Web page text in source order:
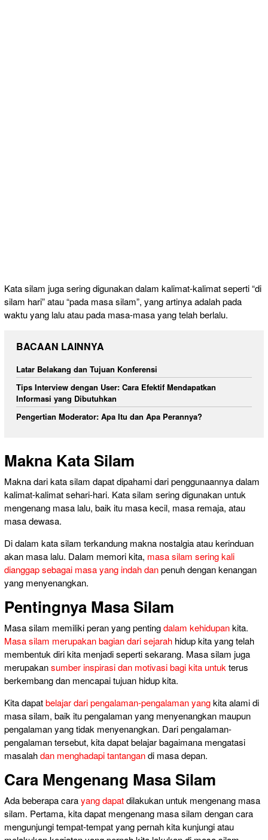
Kata silam juga sering digunakan dalam kalimat-kalimat seperti “di
silam hari” atau “pada masa silam”, yang artinya adalah pada
waktu yang lalu atau pada masa-masa yang telah berlalu.
BACAAN LAINNYA
Latar Belakang dan Tujuan Konferensi
Tips Interview dengan User: Cara Efektif Mendapatkan
Informasi yang Dibutuhkan
Pengertian Moderator: Apa Itu dan Apa Perannya?
Makna Kata Silam
Makna dari kata silam dapat dipahami dari penggunaannya dalam
kalimat-kalimat sehari-hari. Kata silam sering digunakan untuk
mengenang masa lalu, baik itu masa kecil, masa remaja, atau
masa dewasa.
Di dalam kata silam terkandung makna nostalgia atau kerinduan
akan masa lalu. Dalam memori kita, masa silam sering kali
dianggap sebagai masa yang indah danpenuh dengan kenangan
yang menyenangkan.
Pentingnya Masa Silam
Masa silam memiliki peran yang pentingdalam kehidupankita.
Masa silam merupakan bagian dari sejarah hidup kita yang telah
membentuk diri kita menjadi seperti sekarang. Masa silam juga
merupakansumber inspirasi dan motivasi bagi kita untuk terus
berkembang dan mencapai tujuan hidup kita.
Kita dapatbelajar dari pengalaman-pengalaman yangkita alami di
masa silam, baik itu pengalaman yang menyenangkan maupun
pengalaman yang tidak menyenangkan. Dari pengalaman-
pengalaman tersebut, kita dapat belajar bagaimana mengatasi
masalahdan menghadapi tantangandi masa depan.
Cara Mengenang Masa Silam
Ada beberapa carayang dapatdilakukan untuk mengenang masa
silam. Pertama, kita dapat mengenang masa silam dengan cara
mengunjungi tempat-tempat yang pernah kita kunjungi atau